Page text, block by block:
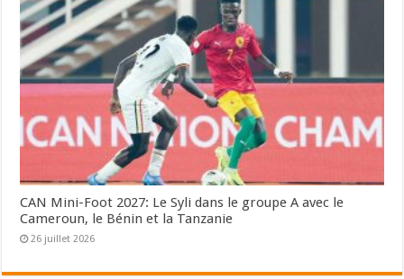
CAN Mini-Foot 2027: Le Syli dans le groupe A avec le
Cameroun, le Bénin et la Tanzanie
26 juillet 2026